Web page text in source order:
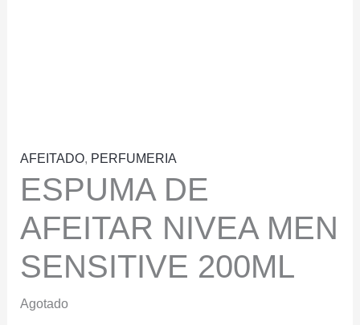
AFEITADO, PERFUMERIA
ESPUMA DE
AFEITAR NIVEA MEN
SENSITIVE 200ML
Agotado